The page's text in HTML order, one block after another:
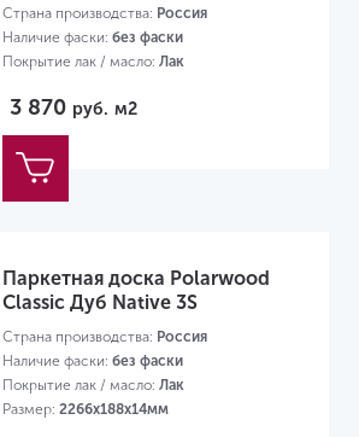
Страна производства: Россия
Наличие фаски: без фаски
Покрытие лак / масло: Лак
3 870 руб. м2
Паркетная доска Polarwood
Classic Дуб Native 3S
Страна производства: Россия
Наличие фаски: без фаски
Покрытие лак / масло: Лак
Размер: 2266х188х14мм